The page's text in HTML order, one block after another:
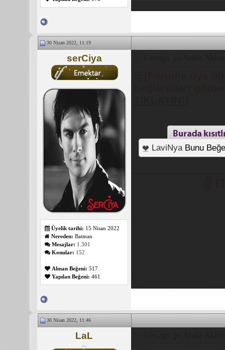
30 Nisan 2022, 11:19
serCiya
Üyelik tarihi: 15 Nisan 2022
Nereden: Batman
Mesajlar: 1.301
Konular: 152
Alınan Beğeni: 517
Yapılan Beğeni: 461
Cevap: Şu Anda
@[Foruma üye
bağlantıları
TIKLAYIN!]
LaviNya Bunu
✌️
30 Nisan 2022, 11:46
LaL Cevap: Şu Anda